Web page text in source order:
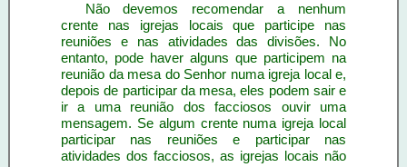
Não devemos recomendar a nenhum
crente nas igrejas locais que participe nas
reuniões e nas atividades das divisões. No
entanto, pode haver alguns que participem na
reunião da mesa do Senhor numa igreja local e,
depois de participar da mesa, eles podem sair e
ir a uma reunião dos facciosos ouvir uma
mensagem. Se algum crente numa igreja local
participar nas reuniões e participar nas
atividades dos facciosos, as igrejas locais não